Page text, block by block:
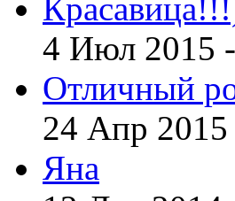
4 Июл 2015
Отличный
24 Апр 2015
Яна